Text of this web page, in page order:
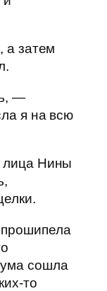
а затем
—
я на всю
лица Нины
сошла
то